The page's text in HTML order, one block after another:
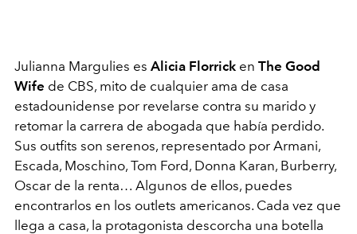
Julianna Margulies es Alicia Florrick en The Good
Wife de CBS, mito de cualquier ama de casa
estadounidense por revelarse contra su marido y
retomar la carrera de abogada que había perdido.
Sus outfits son serenos, representado por Armani,
Escada, Moschino, Tom Ford, Donna Karan, Burberry,
Oscar de la renta… Algunos de ellos, puedes
encontrarlos en los outlets americanos. Cada vez que
llega a casa, la protagonista descorcha una botella